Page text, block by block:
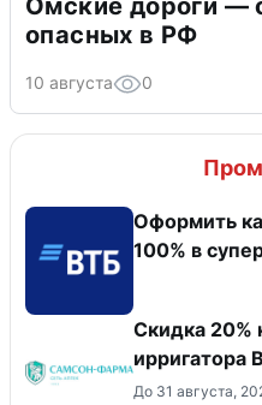
Омские дороги —
опасных в РФ
10 августа 0
Оформить
100% в
Скидка 20%
ирригатора
До 31 августа,